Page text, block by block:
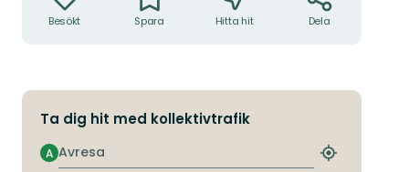
Besökt Spara Hitta hit Dela
Ta dig hit med kollektivtrafik
Avresa
A
Hitta